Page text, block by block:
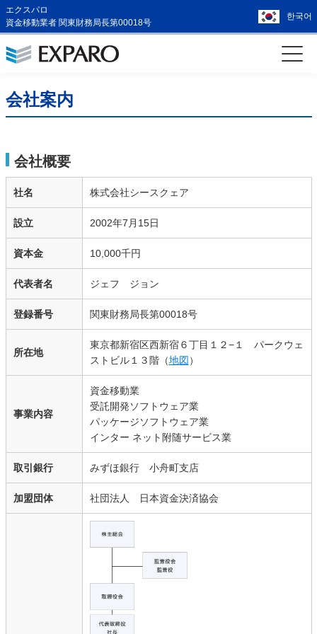
エクスパロ
資金移動業者 関東財務局長第00018号
한국어
会社案内
会社概要
社名 株式会社シースクェア
設立 2002年7月15日
資本金 10,000千円
代表者名 ジェフ ジョン
登録番号 関東財務局長第00018号
所在地
東京都新宿区西新宿６丁目１２−１ パークウェ
ストビル１３階（地図 ）
事業内容
資金移動業
受託開発ソフトウェア業
パッケージソフトウェア業
インター ネット附随サービス業
取引銀行 みずほ銀行 小舟町支店
加盟団体 社団法人 日本資金決済協会